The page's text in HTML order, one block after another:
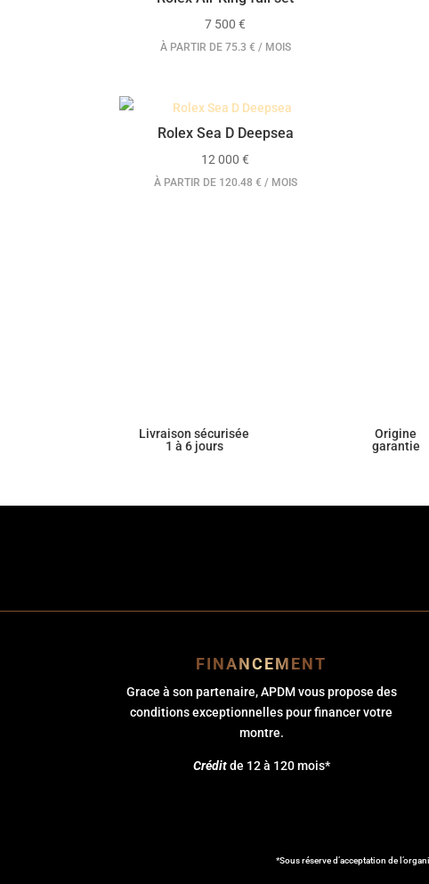
7 500€
À PARTIR DE 75.3 € / MOIS
Rolex Sea D Deepsea
12 000€
À PARTIR DE 120.48 € / MOIS
Livraison sécurisée
1 à 6 jours
Origine
garantie
FINANCEMENT
Grace à son partenaire, APDM vous propose des
conditions exceptionnelles pour financer votre
montre.
Créditde 12 à 120 mois*
*Sous réserve d’acceptation de